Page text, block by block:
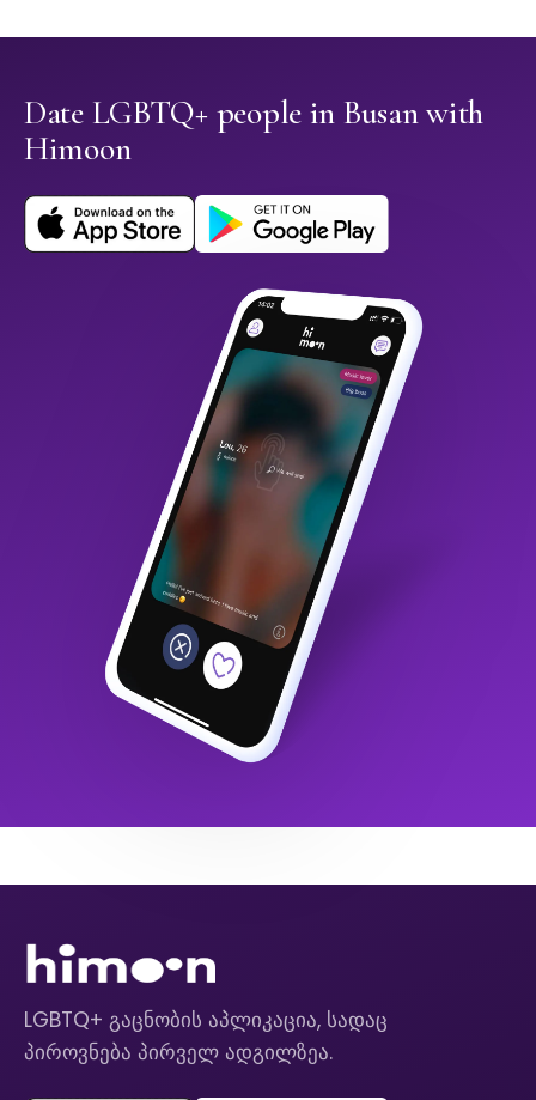
Date LGBTQ+ people in Busan with
Himoon
LGBTQ+ გაცნობის აპლიკაცია, სადაც
პიროვნება პირველ ადგილზეა.